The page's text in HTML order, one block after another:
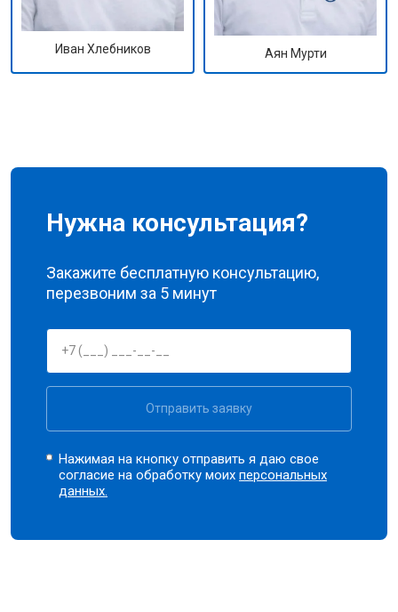
Иван Хлебников Аян Мурти
Нужна консультация?
Закажите бесплатную консультацию,
перезвоним за 5 минут
Отправить заявку
Нажимая на кнопку отправить я даю свое
согласие на обработку моихперсональных
данных.